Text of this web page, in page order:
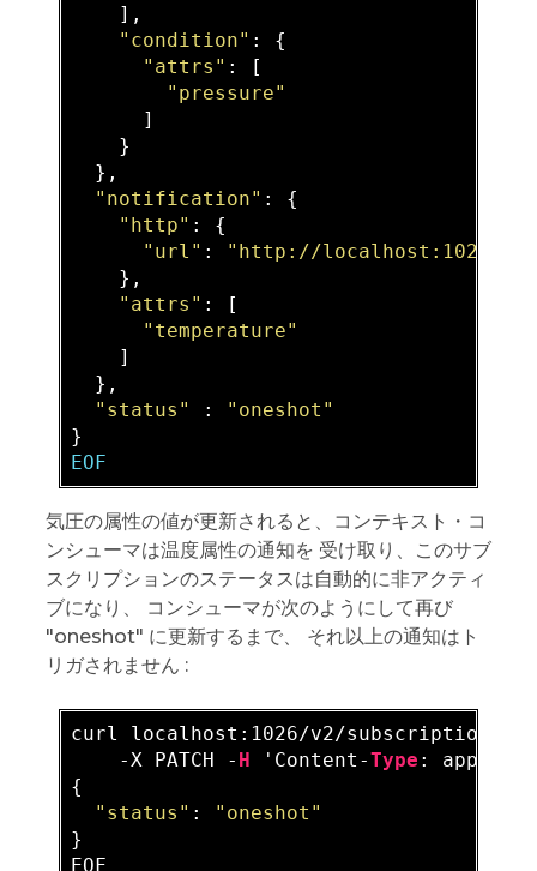
    ],
"condition" : {
"attrs" : [
"pressure"
      ]
    }
  },
"notification" : {
"http" : {
"url" :
"http://localhost:1028/
    },
"attrs" : [
"temperature"
    ]
  },
"status"
:
"oneshot"
EOF
気圧の属性の値が更新されると、コンテキスト・コ
ンシューマは温度属性の通知を 受け取り、このサブ
スクリプションのステータスは自動的に非アクティ
ブになり、 コンシューマが次のようにして再び
"oneshot" に更新するまで、 それ以上の通知はト
リガされません :
curl localhost:1026/v2/subscriptions/
    -X PATCH -
H 'Content-Type :
{
"status" :
"oneshot"
}